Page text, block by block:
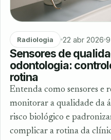
Radiologia 22 abr 2026
Sensores de
odontologia:
rotina
Entenda como sensores e
monitorar a qualidade da
risco biológico e
complicar a rotina da